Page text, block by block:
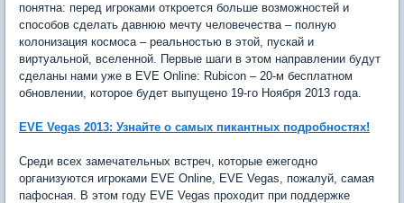
понятна: перед игроками откроется больше возможностей и
способов сделать давнюю мечту человечества – полную
колонизация космоса – реальностью в этой, пускай и
виртуальной, вселенной. Первые шаги в этом направлении будут
сделаны нами уже в EVE Online: Rubicon – 20-м бесплатном
обновлении, которое будет выпущено 19-го Ноября 2013 года.
EVE Vegas 2013: Узнайте о самых пикантных подробностях!
Среди всех замечательных встреч, которые ежегодно
организуются игроками EVE Online, EVE Vegas, пожалуй, самая
пафосная. В этом году EVE Vegas проходит при поддержке